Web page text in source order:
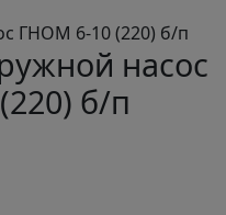
ГНОМ 6-10 (220) б/п
насос
б/п